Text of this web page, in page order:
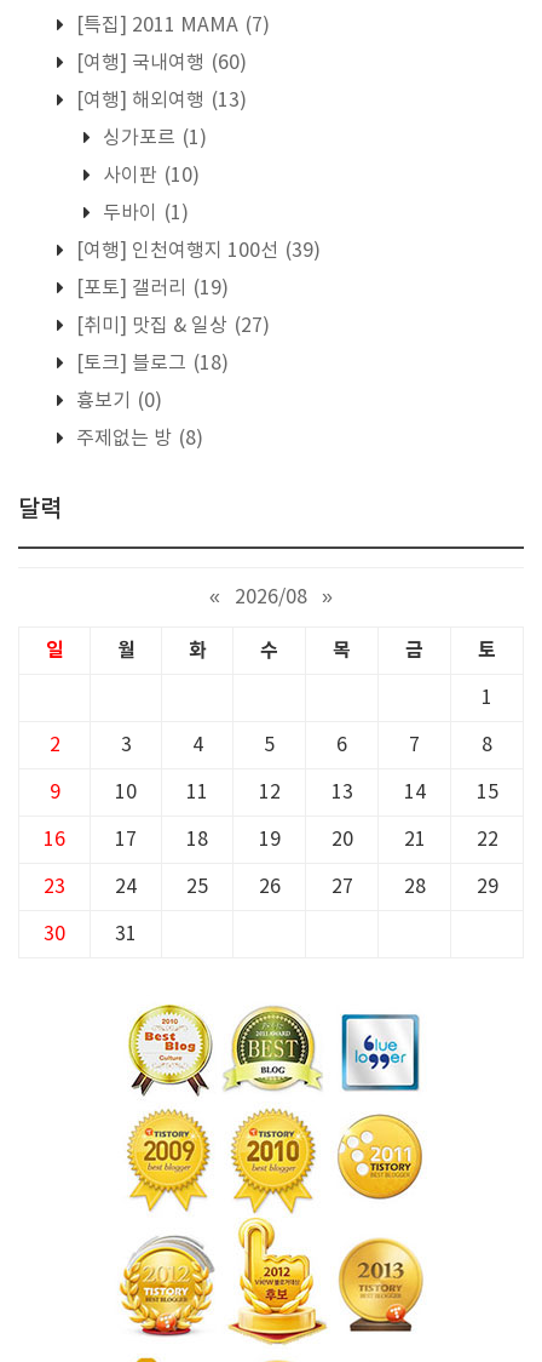
[특집] 2011 MAMA (7)
[여행] 국내여행 (60)
[여행] 해외여행 (13)
싱가포르 (1)
사이판 (10)
두바이
(1)
[여행] 인천여행지 100선 (39)
[포토] 갤러리
(19)
[취미] 맛집 & 일상 (27)
[토크] 블로그 (18)
흉보기
(0)
주제없는 방 (8)
달력
« 2026/08 »
일 월 화 수 목 금 토
1
2 3 4 5 6 7 8
9 10 11 12 13 14 15
16 17 18 19 20 21 22
23 24 25 26 27 28 29
30 31